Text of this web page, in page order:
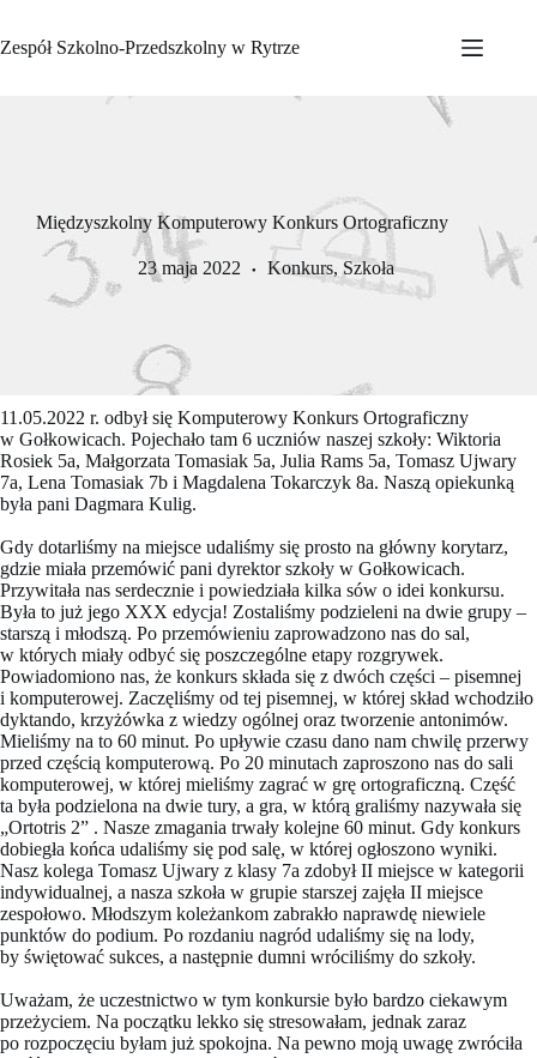
treści
Zespół Szkolno-Przedszkolny w Rytrze
Międzyszkolny Komputerowy Konkurs Ortograficzny
23 maja 2022 Konkurs, Szkoła
11.05.2022 r. odbył się Komputerowy Konkurs Ortograficzny
w Gołkowicach. Pojechało tam 6 uczniów naszej szkoły: Wiktoria
Rosiek 5a, Małgorzata Tomasiak 5a, Julia Rams 5a, Tomasz Ujwary
7a, Lena Tomasiak 7b i Magdalena Tokarczyk 8a. Naszą opiekunką
była pani Dagmara Kulig.
Gdy dotarliśmy na miejsce udaliśmy się prosto na główny korytarz,
gdzie miała przemówić pani dyrektor szkoły w Gołkowicach.
Przywitała nas serdecznie i powiedziała kilka sów o idei konkursu.
Była to już jego XXX edycja! Zostaliśmy podzieleni na dwie grupy –
starszą i młodszą. Po przemówieniu zaprowadzono nas do sal,
w których miały odbyć się poszczególne etapy rozgrywek.
Powiadomiono nas, że konkurs składa się z dwóch części – pisemnej
i komputerowej. Zaczęliśmy od tej pisemnej, w której skład wchodziło
dyktando, krzyżówka z wiedzy ogólnej oraz tworzenie antonimów.
Mieliśmy na to 60 minut. Po upływie czasu dano nam chwilę przerwy
przed częścią komputerową. Po 20 minutach zaproszono nas do sali
komputerowej, w której mieliśmy zagrać w grę ortograficzną. Część
ta była podzielona na dwie tury, a gra, w którą graliśmy nazywała się
„Ortotris 2” . Nasze zmagania trwały kolejne 60 minut. Gdy konkurs
dobiegła końca udaliśmy się pod salę, w której ogłoszono wyniki.
Nasz kolega Tomasz Ujwary z klasy 7a zdobył II miejsce w kategorii
indywidualnej, a nasza szkoła w grupie starszej zajęła II miejsce
zespołowo. Młodszym koleżankom zabrakło naprawdę niewiele
punktów do podium. Po rozdaniu nagród udaliśmy się na lody,
by świętować sukces, a następnie dumni wróciliśmy do szkoły.
Uważam, że uczestnictwo w tym konkursie było bardzo ciekawym
przeżyciem. Na początku lekko się stresowałam, jednak zaraz
po rozpoczęciu byłam już spokojna. Na pewno moją uwagę zwróciła